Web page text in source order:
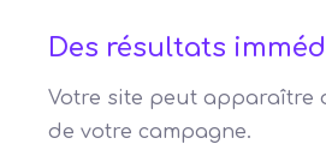
Des résultats
Votre site peut apparaître
de votre campagne.